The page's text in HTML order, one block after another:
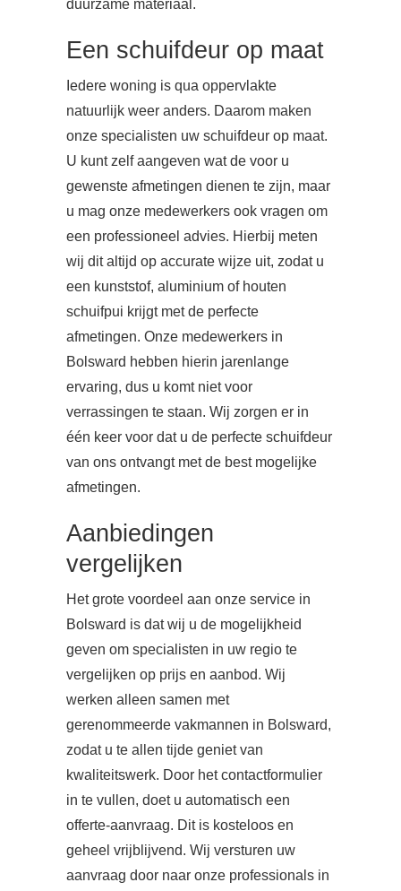
duurzame materiaal.
Een schuifdeur op maat
Iedere woning is qua oppervlakte
natuurlijk weer anders. Daarom maken
onze specialisten uw schuifdeur op maat.
U kunt zelf aangeven wat de voor u
gewenste afmetingen dienen te zijn, maar
u mag onze medewerkers ook vragen om
een professioneel advies. Hierbij meten
wij dit altijd op accurate wijze uit, zodat u
een kunststof, aluminium of houten
schuifpui krijgt met de perfecte
afmetingen. Onze medewerkers in
Bolsward hebben hierin jarenlange
ervaring, dus u komt niet voor
verrassingen te staan. Wij zorgen er in
één keer voor dat u de perfecte schuifdeur
van ons ontvangt met de best mogelijke
afmetingen.
Aanbiedingen
vergelijken
Het grote voordeel aan onze service in
Bolsward is dat wij u de mogelijkheid
geven om specialisten in uw regio te
vergelijken op prijs en aanbod. Wij
werken alleen samen met
gerenommeerde vakmannen in Bolsward,
zodat u te allen tijde geniet van
kwaliteitswerk. Door het contactformulier
in te vullen, doet u automatisch een
offerte-aanvraag. Dit is kosteloos en
geheel vrijblijvend. Wij versturen uw
aanvraag door naar onze professionals in